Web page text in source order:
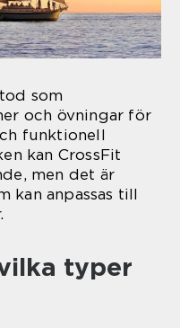
som
och övningar för
funktionell
kan CrossFit
men det är
kan anpassas till
typer